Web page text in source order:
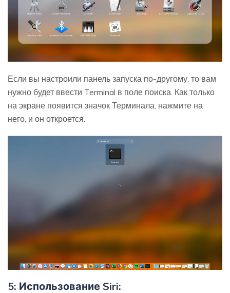
Если вы настроили панель запуска по-другому, то вам
нужно будет ввести Terminal в поле поиска. Как только
на экране появится значок Терминала, нажмите на
него, и он откроется.
5: Использование Siri: